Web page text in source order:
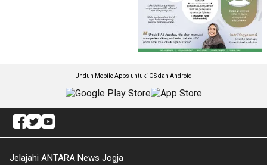
Unduh Mobile Apps untuk iOS dan Android
Jelajahi ANTARA News Jogja